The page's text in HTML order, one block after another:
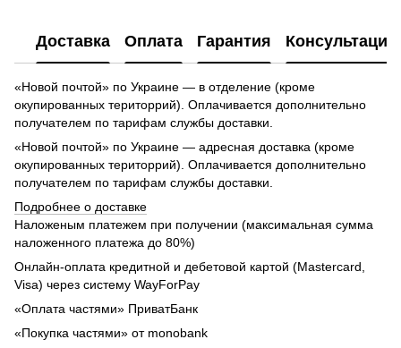
Доставка Оплата Гарантия Консультация
«Новой почтой» по Украине — в отделение (кроме
окупированных територрий). Оплачивается дополнительно
получателем по тарифам службы доставки.
«Новой почтой» по Украине — адресная доставка (кроме
окупированных територрий). Оплачивается дополнительно
получателем по тарифам службы доставки.
Подробнее о доставке
Наложеным платежем при получении (максимальная сумма
наложенного платежа до 80%)
Онлайн-оплата кредитной и дебетовой картой (Mastercard,
Visa) через систему WayForPay
«Оплата частями» ПриватБанк
«Покупка частями» от monobank